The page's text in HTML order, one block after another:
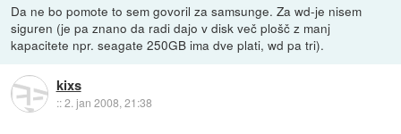
Da ne bo pomote to sem govoril za samsunge. Za wd-je nisem
siguren (je pa znano da radi dajo v disk več plošč z manj
kapacitete npr. seagate 250GB ima dve plati, wd pa tri).
kixs
::2. jan 2008, 21:38